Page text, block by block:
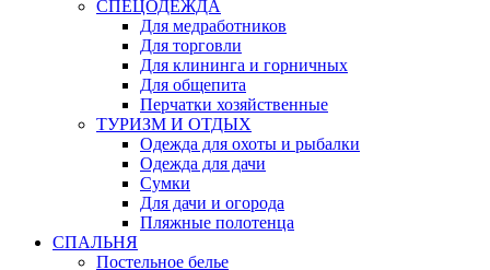
СПЕЦОДЕЖДА
Для медработников
Для торговли
Для клининга и горничных
Для общепита
Перчатки хозяйственные
ТУРИЗМ И ОТДЫХ
Одежда для охоты и рыбалки
Одежда для дачи
Сумки
Для дачи и огорода
Пляжные полотенца
СПАЛЬНЯ
Постельное белье